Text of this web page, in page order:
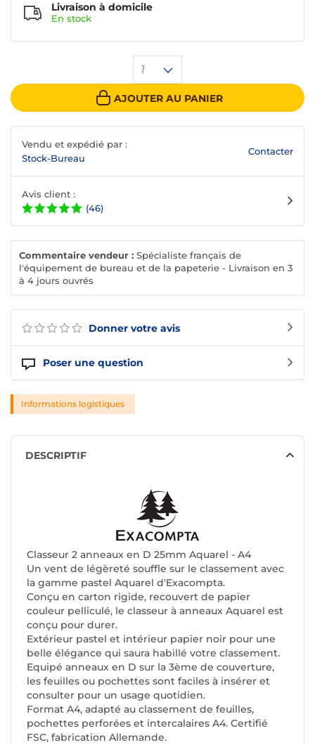
Donner votre avis
Poser une question
1
AJOUTER AU PANIER
Livraison à domicile
En stock
Vendu et expédié par :
Stock-Bureau
Contacter
Avis client :
(46)
Commentaire vendeur : Spécialiste français de
l'équipement de bureau et de la papeterie - Livraison en 3
à 4 jours ouvrés
Informations logistiques
DESCRIPTIF
Classeur 2 anneaux en D 25mm Aquarel - A4
Un vent de légèreté souffle sur le classement avec
la gamme pastel Aquarel d'Exacompta.
Conçu en carton rigide, recouvert de papier
couleur pelliculé, le classeur à anneaux Aquarel est
conçu pour durer.
Extérieur pastel et intérieur papier noir pour une
belle élégance qui saura habillé votre classement.
Equipé anneaux en D sur la 3ème de couverture,
les feuilles ou pochettes sont faciles à insérer et
consulter pour un usage quotidien.
Format A4, adapté au classement de feuilles,
pochettes perforées et intercalaires A4. Certifié
FSC, fabrication Allemande.